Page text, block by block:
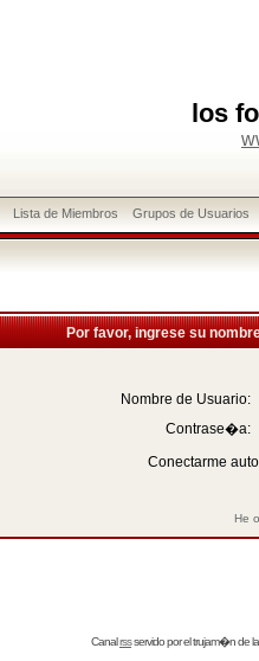
los
Lista de Miembros Grupos de Usuarios
Por favor, ingrese su
Nombre de Usuario:
Contrase�a:
Conectarme
He
Canalrssservido por eltrujam�nde